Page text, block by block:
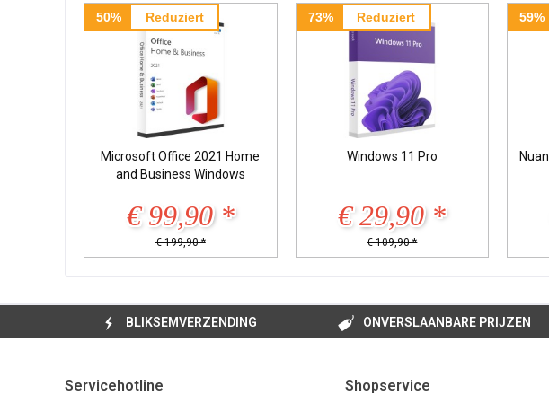
50% Reduziert
Microsoft Office 2021 Home
and Business Windows
€ 99,90 *
€ 199,90 *
73% Reduziert
Windows 11 Pro
€ 29,90 *
€ 109,90 *
59%
BLIKSEMVERZENDING ONVERSLAANBARE PRIJZEN
Servicehotline Shopservice